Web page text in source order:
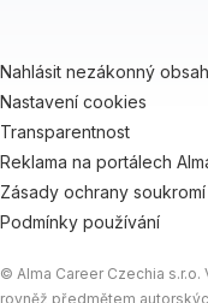
Nahlásit nezákonný obsah
Nastavení cookies
Transparentnost
Reklama na portálech
Zásady ochrany soukromí
Podmínky používání
© Alma Career Czechia
rovněž předmětem